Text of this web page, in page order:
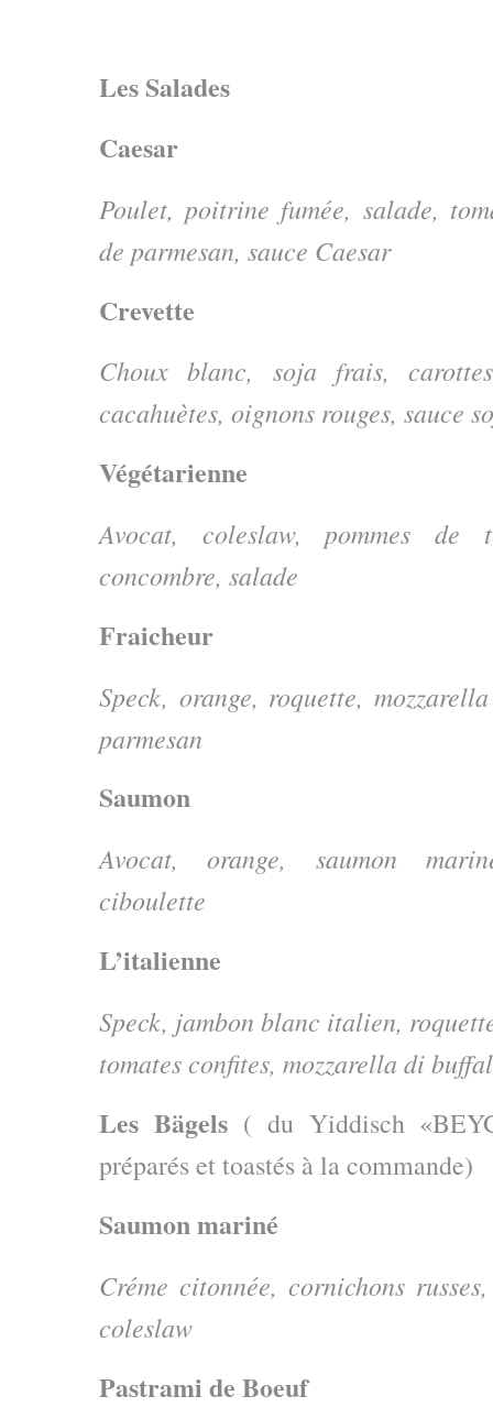
Les Salades
Caesar
Poulet, poitrine fumée, salade,
de parmesan, sauce Caesar
Crevette
Choux blanc, soja frais,
cacahuètes, oignons rouges, sauce
Végétarienne
Avocat, coleslaw, pommes de
concombre, salade
Fraicheur
Speck, orange, roquette,
parmesan
Saumon
Avocat, orange, saumon
ciboulette
L’italienne
Speck, jambon blanc italien,
tomates confites, mozzarella di
Les Bägels ( du Yiddisch
préparés et toastés à la commande)
Saumon mariné
Créme citonnée, cornichons
coleslaw
Pastrami de Boeuf